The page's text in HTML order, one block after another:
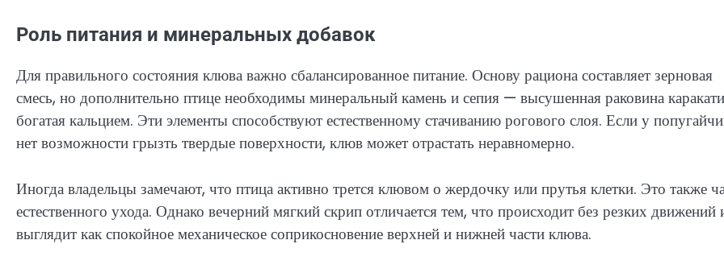
Роль питания и минеральных добавок
Для правильного состояния клюва важно сбалансированное питание. Основу рациона составляет зерновая
смесь, но дополнительно птице необходимы минеральный камень и сепия — высушенная раковина
богатая кальцием. Эти элементы способствуют естественному стачиванию рогового слоя. Если у
нет возможности грызть твердые поверхности, клюв может отрастать неравномерно.
Иногда владельцы замечают, что птица активно трется клювом о жердочку или прутья клетки. Это также
естественного ухода. Однако вечерний мягкий скрип отличается тем, что происходит без резких движений
выглядит как спокойное механическое соприкосновение верхней и нижней части клюва.